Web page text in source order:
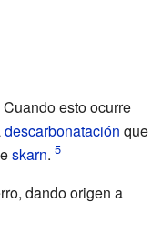
Cuando esto ocurre
descarbonatación que
skarn.
dando origen a